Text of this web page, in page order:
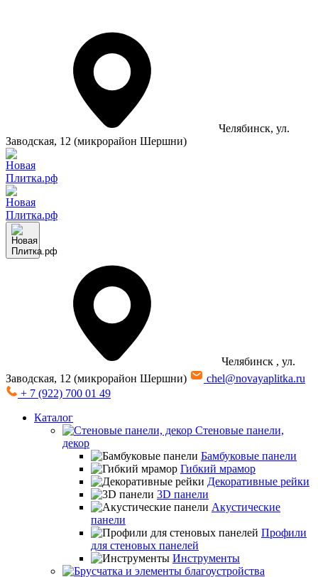
Челябинск, ул.
Заводская, 12 (микрорайон Шершни)
Челябинск , ул.
Заводская, 12 (микрорайон Шершни)
chel@novayaplitka.ru
+ 7 (922) 700 01 49
Каталог
Стеновые панели,
декор
Бамбуковые панели
Гибкий мрамор
Декоративные рейки
3D панели
Акустические
панели
Профили
для стеновых панелей
Инструменты